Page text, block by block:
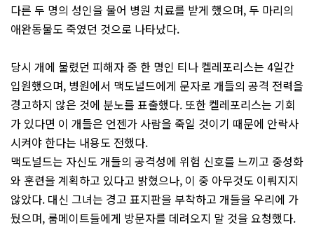
다른 두 명의 성인을 물어 병원 치료를 받게 했으며, 두 마리의
애완동물도 죽였던 것으로 나타났다.
당시 개에 물렸던 피해자 중 한 명인 티나 켈레포리스는 4일간
입원했으며, 병원에서 맥도널드에게 문자로 개들의 공격 전력을
경고하지 않은 것에 분노를 표출했다. 또한 켈레포리스는 기회
가 있다면 이 개들은 언젠가 사람을 죽일 것이기 때문에 안락사
시켜야 한다는 내용도 전했다.
맥도널드는 자신도 개들의 공격성에 위험 신호를 느끼고 중성화
와 훈련을 계획하고 있다고 밝혔으나, 이 중 아무것도 이뤄지지
않았다. 대신 그녀는 경고 표지판을 부착하고 개들을 우리에 가
뒀으며, 룸메이트들에게 방문자를 데려오지 말 것을 요청했다.